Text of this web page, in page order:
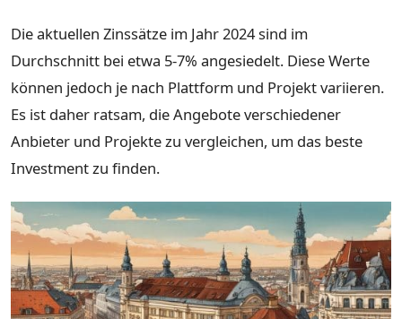
Die aktuellen Zinssätze im Jahr 2024 sind im
Durchschnitt bei etwa 5-7% angesiedelt. Diese Werte
können jedoch je nach Plattform und Projekt variieren.
Es ist daher ratsam, die Angebote verschiedener
Anbieter und Projekte zu vergleichen, um das beste
Investment zu finden.